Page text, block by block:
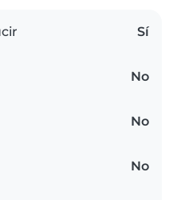
Sí
No
No
No